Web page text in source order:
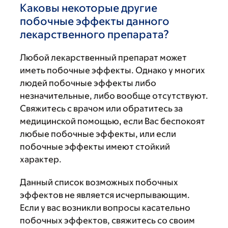
Каковы некоторые другие
побочные эффекты данного
лекарственного препарата?
Любой лекарственный препарат может
иметь побочные эффекты. Однако у многих
людей побочные эффекты либо
незначительные, либо вообще отсутствуют.
Свяжитесь с врачом или обратитесь за
медицинской помощью, если Вас беспокоят
любые побочные эффекты, или если
побочные эффекты имеют стойкий
характер.
Данный список возможных побочных
эффектов не является исчерпывающим.
Если у вас возникли вопросы касательно
побочных эффектов, свяжитесь со своим